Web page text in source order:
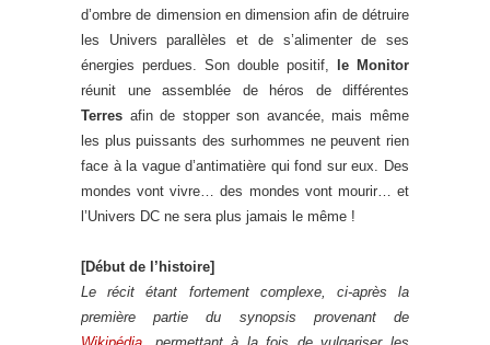
d’ombre de dimension en dimension afin de détruire
les Univers parallèles et de s’alimenter de ses
énergies perdues. Son double positif,
le Monitor
réunit une assemblée de héros de différentes
Terres afin de stopper son avancée, mais même
les plus puissants des surhommes ne peuvent rien
face à la vague d’antimatière qui fond sur eux. Des
mondes vont vivre… des mondes vont mourir… et
l’Univers DC ne sera plus jamais le même !
[Début de l’histoire]
Le récit étant fortement complexe, ci-après la
première partie du synopsis provenant de